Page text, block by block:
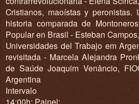
Cristianos, maoístas y peronistas.
historia comparada de
Popular en Brasil - Esteban
Universidades del Trabajo em
revisitada - Marcela Alejandra
de Saúde Joaquim Venâncio,
Argentina
Intervalo
14:00h: Painel: